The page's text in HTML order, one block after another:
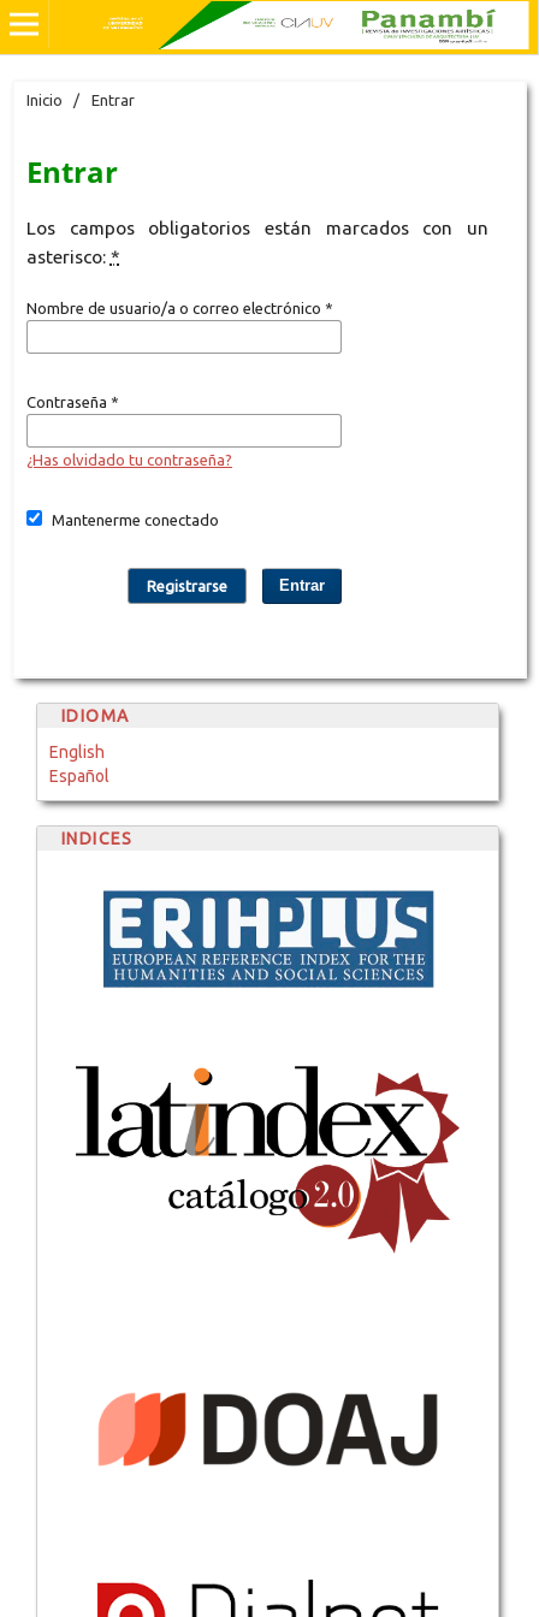
Inicio / Entrar
Entrar
Los campos obligatorios están marcados con un
asterisco: *
Nombre de usuario/a o correo electrónico *
Contraseña *
¿Has olvidado tu contraseña?
Mantenerme conectado
Entrar
Registrarse
IDIOMA
English
Español
INDICES